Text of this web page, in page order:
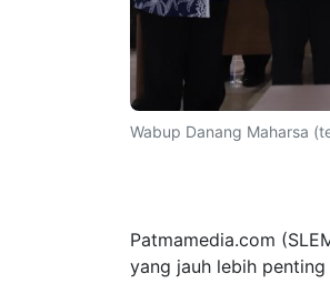
Wabup Danang Maharsa
Patmamedia.com
yang jauh lebih